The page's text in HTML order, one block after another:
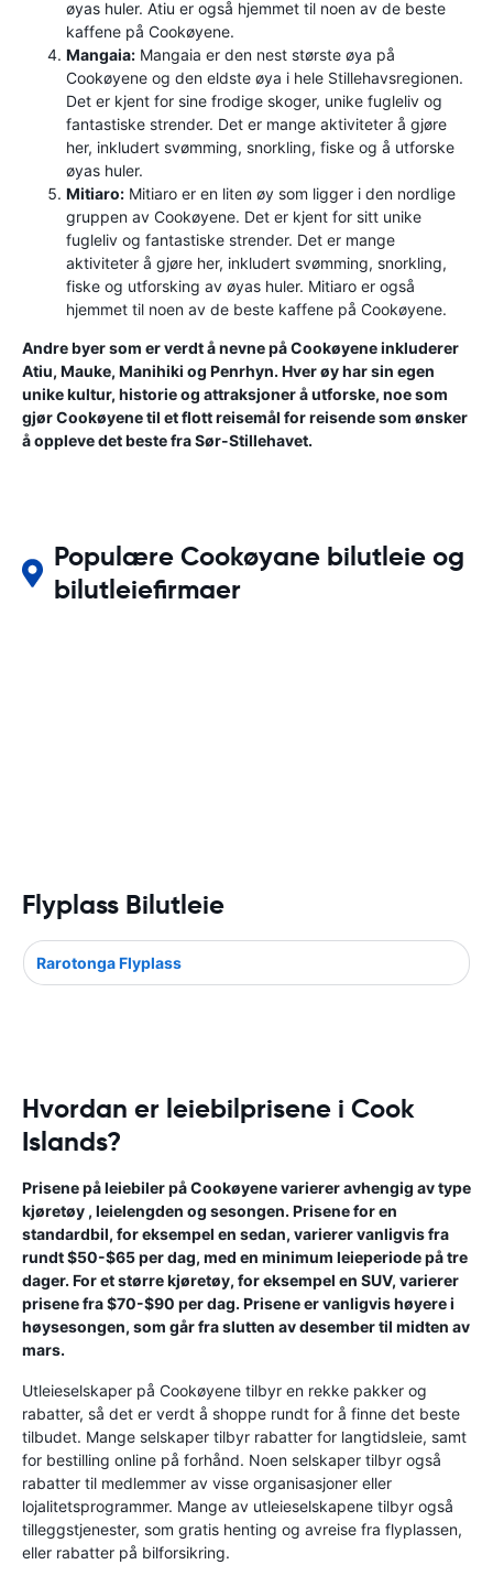
øyas huler. Atiu er også hjemmet til noen av de beste
kaffene på Cookøyene.
Mangaia: Mangaia er den nest største øya på
Cookøyene og den eldste øya i hele Stillehavsregionen.
Det er kjent for sine frodige skoger, unike fugleliv og
fantastiske strender. Det er mange aktiviteter å gjøre
her, inkludert svømming, snorkling, fiske og å utforske
øyas huler.
Mitiaro: Mitiaro er en liten øy som ligger i den nordlige
gruppen av Cookøyene. Det er kjent for sitt unike
fugleliv og fantastiske strender. Det er mange
aktiviteter å gjøre her, inkludert svømming, snorkling,
fiske og utforsking av øyas huler. Mitiaro er også
hjemmet til noen av de beste kaffene på Cookøyene.
Andre byer som er verdt å nevne på Cookøyene inkluderer
Atiu, Mauke, Manihiki og Penrhyn. Hver øy har sin egen
unike kultur, historie og attraksjoner å utforske, noe som
gjør Cookøyene til et flott reisemål for reisende som ønsker
å oppleve det beste fra Sør-Stillehavet.
Populære Cookøyane bilutleie og
bilutleiefirmaer
Flyplass Bilutleie
Rarotonga Flyplass
Hvordan er leiebilprisene i Cook
Islands?
Prisene på leiebiler på Cookøyene varierer avhengig av type
kjøretøy , leielengden og sesongen. Prisene for en
standardbil, for eksempel en sedan, varierer vanligvis fra
rundt $50-$65 per dag, med en minimum leieperiode på tre
dager. For et større kjøretøy, for eksempel en SUV, varierer
prisene fra $70-$90 per dag. Prisene er vanligvis høyere i
høysesongen, som går fra slutten av desember til midten av
mars.
Utleieselskaper på Cookøyene tilbyr en rekke pakker og
rabatter, så det er verdt å shoppe rundt for å finne det beste
tilbudet. Mange selskaper tilbyr rabatter for langtidsleie, samt
for bestilling online på forhånd. Noen selskaper tilbyr også
rabatter til medlemmer av visse organisasjoner eller
lojalitetsprogrammer. Mange av utleieselskapene tilbyr også
tilleggstjenester, som gratis henting og avreise fra flyplassen,
eller rabatter på bilforsikring.